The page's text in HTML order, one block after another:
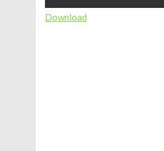
Download